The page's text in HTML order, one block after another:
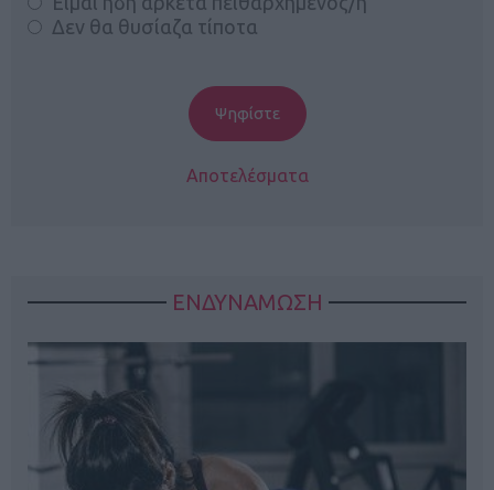
Δεν θα θυσίαζα τίποτα
Αποτελέσματα
ΕΝΔΥΝΑΜΩΣΗ